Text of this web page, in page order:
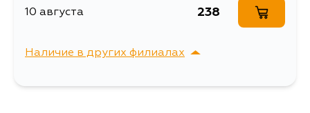
10 августа 238
Наличие в других филиалах
г. Владивосток,